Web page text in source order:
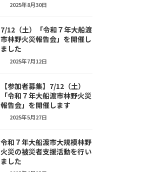
2025年8月30日
7/12（土）「令和７年大船渡
市林野火災報告会」を開催し
ました
2025年7月12日
【参加者募集】7/12（土）
「令和７年大船渡市林野火災
報告会」を開催します
2025年5月27日
令和７年大船渡市大規模林野
火災の被災者支援活動を行い
ました